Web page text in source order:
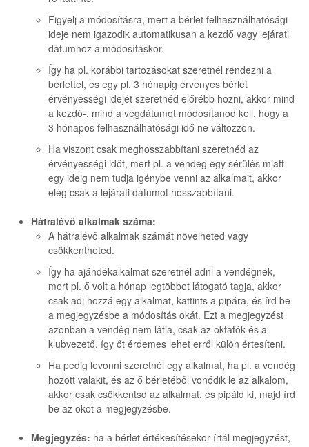
Figyelj a módosításra, mert a bérlet felhasználhatósági
ideje nem igazodik automatikusan a kezdő vagy lejárati
dátumhoz a módosításkor.
Így ha pl. korábbi tartozásokat szeretnél rendezni a
bérlettel, és egy pl. 3 hónapig érvényes bérlet
érvényességi idejét szeretnéd előrébb hozni, akkor mind
a kezdő-, mind a végdátumot módosítanod kell, hogy a
3 hónapos felhasználhatósági idő ne változzon.
Ha viszont csak meghosszabbítani szeretnéd az
érvényességi időt, mert pl. a vendég egy sérülés miatt
egy ideig nem tudja igénybe venni az alkalmait, akkor
elég csak a lejárati dátumot hosszabbítani.
Hátralévő alkalmak száma:
A hátralévő alkalmak számát növelheted vagy
csökkentheted.
Így ha ajándékalkalmat szeretnél adni a vendégnek,
mert pl. ő volt a hónap legtöbbet látogató tagja, akkor
csak adj hozzá egy alkalmat, kattints a pipára, és írd be
a megjegyzésbe a módosítás okát. Ezt a megjegyzést
azonban a vendég nem látja, csak az oktatók és a
klubvezető, így őt érdemes lehet erről külön értesíteni.
Ha pedig levonni szeretnél egy alkalmat, ha pl. a vendég
hozott valakit, és az ő bérletéből vonódik le az alkalom,
akkor csak csökkentsd az alkalmat, és pipáld ki, majd írd
be az okot a megjegyzésbe.
Megjegyzés: ha a bérlet értékesítésekor írtál megjegyzést,